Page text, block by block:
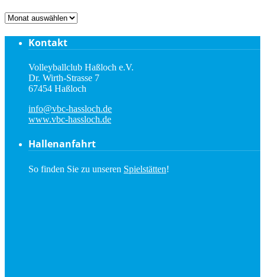
Archiv
Kontakt
Volleyballclub Haßloch e.V.
Dr. Wirth-Strasse 7
67454 Haßloch
info@vbc-hassloch.de
www.vbc-hassloch.de
Hallenanfahrt
So finden Sie zu unseren Spielstätten!